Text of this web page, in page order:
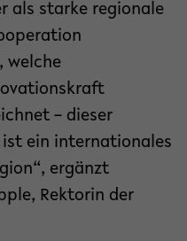
als starke regionale
welche
– dieser
ein internationales
ergänzt
Rektorin der